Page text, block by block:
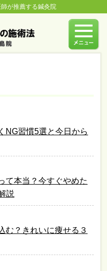
が推薦する鍼灸院
NG習慣5選と今日から
て本当？今すぐやめた
説
む？きれいに痩せる３